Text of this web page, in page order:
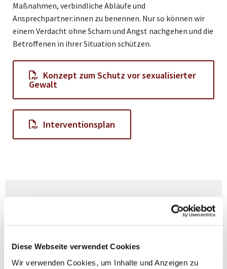
Diese Webseite verwendet Cookies
Wir verwenden Cookies, um Inhalte und Anzeigen zu
Maßnahmen, verbindliche Abläufe und
Ansprechpartner:innen zu benennen. Nur so können wir
einem Verdacht ohne Scham und Angst nachgehen und die
Betroffenen in ihrer Situation schützen.
Konzept zum Schutz vor sexualisierter
Gewalt
Interventionsplan
Die bisherigen
Gitta Werring